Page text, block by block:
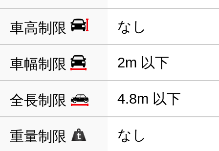
車高制限 なし
車幅制限 2m 以下
全長制限 4.8m 以下
重量制限 なし